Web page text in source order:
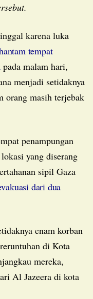
karena luka
tempat
pada malam hari,
menjadi setidaknya
orang masih terjebak
yang diserang
sipil Gaza
dari dua
di Kota
mereka,
Al Jazeera di kota